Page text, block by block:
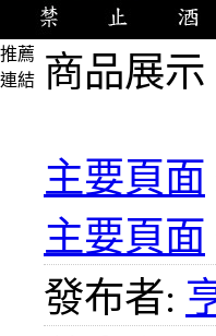
推薦
連結 商品展示
主要頁面
主要頁面
發布者: